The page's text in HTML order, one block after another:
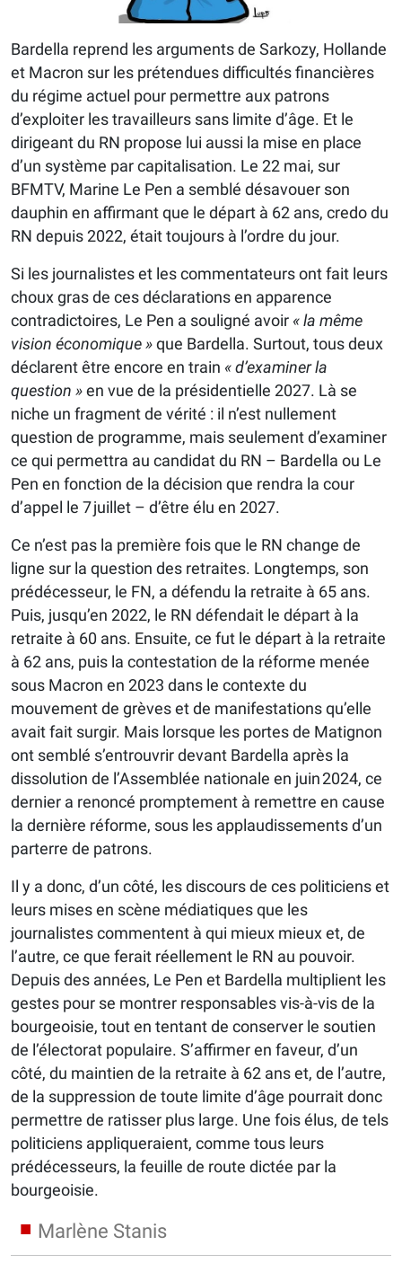
Bardella reprend les arguments de Sarkozy, Hollande
et Macron sur les prétendues difficultés financières
du régime actuel pour permettre aux patrons
d’exploiter les travailleurs sans limite d’âge. Et le
dirigeant du RN propose lui aussi la mise en place
d’un système par capitalisation. Le 22 mai, sur
BFMTV, Marine Le Pen a semblé désavouer son
dauphin en affirmant que le départ à 62 ans, credo du
RN depuis 2022, était toujours à l’ordre du jour.
Si les journalistes et les commentateurs ont fait leurs
choux gras de ces déclarations en apparence
contradictoires, Le Pen a souligné avoir « la même
vision économique »que Bardella. Surtout, tous deux
déclarent être encore en train « d’examiner la
question »en vue de la présidentielle 2027. Là se
niche un fragment de vérité : il n’est nullement
question de programme, mais seulement d’examiner
ce qui permettra au candidat du RN – Bardella ou Le
Pen en fonction de la décision que rendra la cour
d’appel le 7 juillet – d’être élu en 2027.
Ce n’est pas la première fois que le RN change de
ligne sur la question des retraites. Longtemps, son
prédécesseur, le FN, a défendu la retraite à 65 ans.
Puis, jusqu’en 2022, le RN défendait le départ à la
retraite à 60 ans. Ensuite, ce fut le départ à la retraite
à 62 ans, puis la contestation de la réforme menée
sous Macron en 2023 dans le contexte du
mouvement de grèves et de manifestations qu’elle
avait fait surgir. Mais lorsque les portes de Matignon
ont semblé s’entrouvrir devant Bardella après la
dissolution de l’Assemblée nationale en juin 2024, ce
dernier a renoncé promptement à remettre en cause
la dernière réforme, sous les applaudissements d’un
parterre de patrons.
Il y a donc, d’un côté, les discours de ces politiciens et
leurs mises en scène médiatiques que les
journalistes commentent à qui mieux mieux et, de
l’autre, ce que ferait réellement le RN au pouvoir.
Depuis des années, Le Pen et Bardella multiplient les
gestes pour se montrer responsables vis-à-vis de la
bourgeoisie, tout en tentant de conserver le soutien
de l’électorat populaire. S’affirmer en faveur, d’un
côté, du maintien de la retraite à 62 ans et, de l’autre,
de la suppression de toute limite d’âge pourrait donc
permettre de ratisser plus large. Une fois élus, de tels
politiciens appliqueraient, comme tous leurs
prédécesseurs, la feuille de route dictée par la
bourgeoisie.
Marlène Stanis